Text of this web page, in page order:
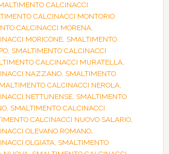
CALCINACCI
CALCINACCI MONTORIO
CALCINACCI MORENA,
MORICONE, SMALTIMENTO
, SMALTIMENTO CALCINACCI
CALCINACCI MURATELLA,
NAZZANO, SMALTIMENTO
CALCINACCI NEROLA,
NETTUNENSE, SMALTIMENTO
, SMALTIMENTO CALCINACCI
CALCINACCI NUOVO SALARIO,
OLEVANO ROMANO,
OLGIATA, SMALTIMENTO